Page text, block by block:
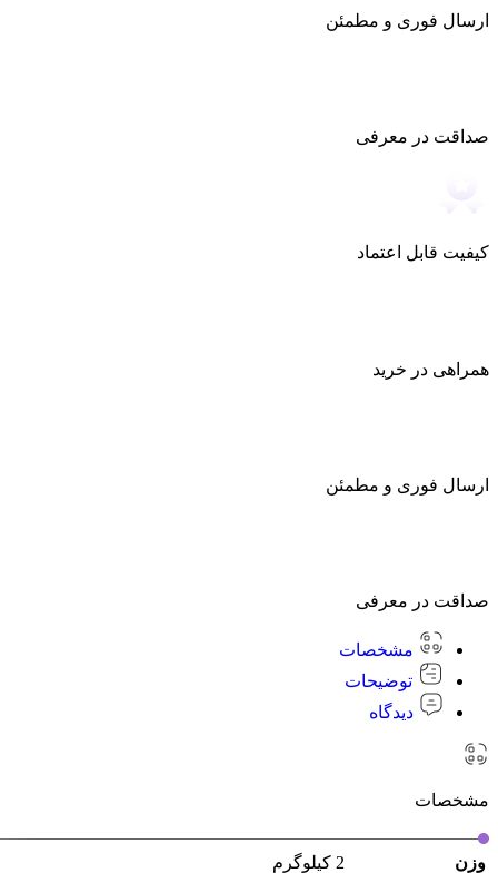
ارسال فوری و مطمئن
صداقت در معرفی
کیفیت قابل اعتماد
همراهی در خرید
ارسال فوری و مطمئن
صداقت در معرفی
مشخصات
توضیحات
دیدگاه
مشخصات
وزن 2 کیلوگرم